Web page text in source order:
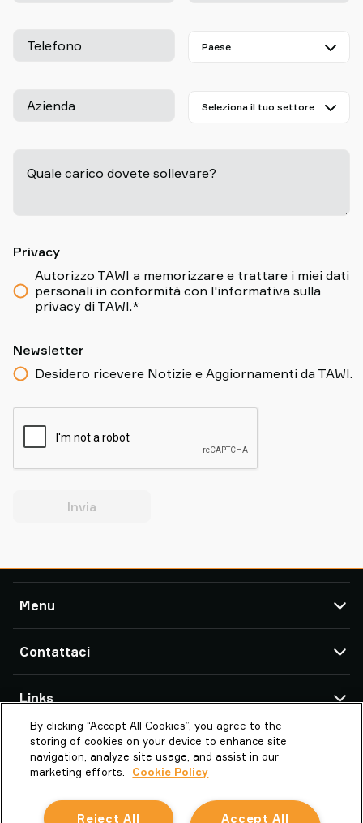
Telefono
Azienda
Quale carico dovete sollevare?
Privacy
Autorizzo TAWI a memorizzare e trattare i miei dati
personali in conformità con l'informativa sulla
privacy di TAWI.*
Newsletter
Desidero ricevere Notizie e Aggiornamenti da TAWI.
Invia
Menu
Prodotti
Storie di successo
Chi è TAWI
Vaculex è TAWI
Studi di settori
Sostenibilità in TAWI
Contattaci
Uffici & Partners TAWI
Piab Italia srl
Strada Piossasco, 43/N
10040 Volvera (TO)
la.it.info@piab.com
Links
Chi è PIAB GROUP
TAWI – Part of Piab Group
Lavora con noi
Termini e condizioni
By clicking “Accept All Cookies”, you agree to the
storing of cookies on your device to enhance site
navigation, analyze site usage, and assist in our
marketing efforts.
Cookie Policy
Accept All
Reject All